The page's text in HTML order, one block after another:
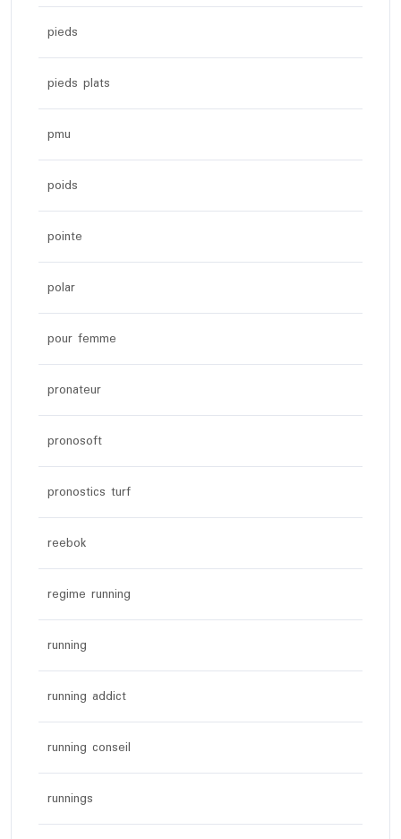
pieds
pieds plats
pmu
poids
pointe
polar
pour femme
pronateur
pronosoft
pronostics turf
reebok
regime running
running
running addict
running conseil
runnings